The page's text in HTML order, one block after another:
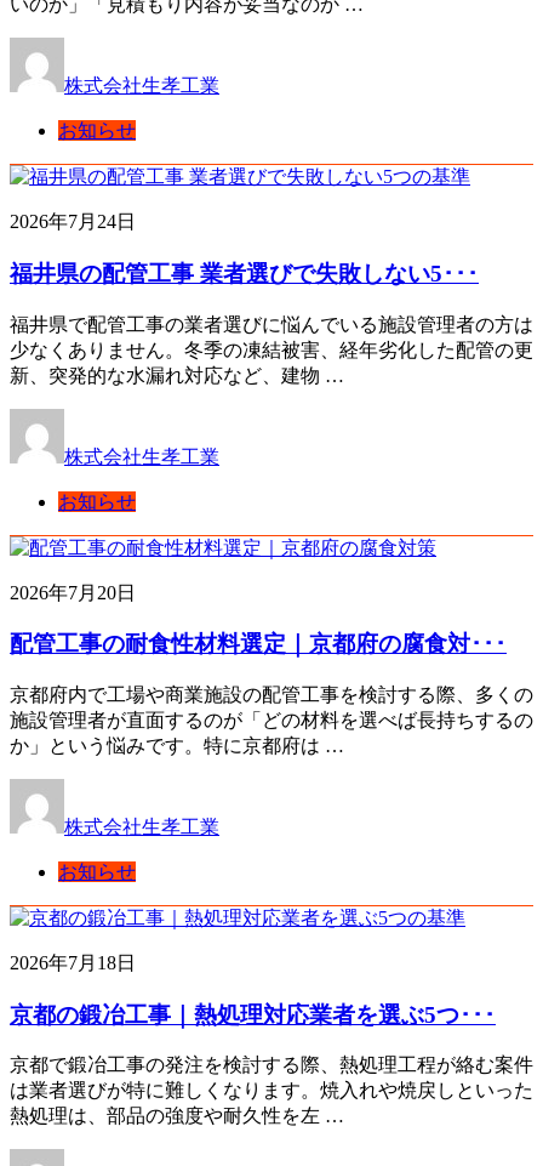
いのか」「見積もり内容が妥当なのか …
株式会社生孝工業
お知らせ
2026年7月24日
福井県の配管工事 業者選びで失敗しない5･･･
福井県で配管工事の業者選びに悩んでいる施設管理者の方は
少なくありません。冬季の凍結被害、経年劣化した配管の更
新、突発的な水漏れ対応など、建物 …
株式会社生孝工業
お知らせ
2026年7月20日
配管工事の耐食性材料選定｜京都府の腐食対･･･
京都府内で工場や商業施設の配管工事を検討する際、多くの
施設管理者が直面するのが「どの材料を選べば長持ちするの
か」という悩みです。特に京都府は …
株式会社生孝工業
お知らせ
2026年7月18日
京都の鍛冶工事｜熱処理対応業者を選ぶ5つ･･･
京都で鍛冶工事の発注を検討する際、熱処理工程が絡む案件
は業者選びが特に難しくなります。焼入れや焼戻しといった
熱処理は、部品の強度や耐久性を左 …